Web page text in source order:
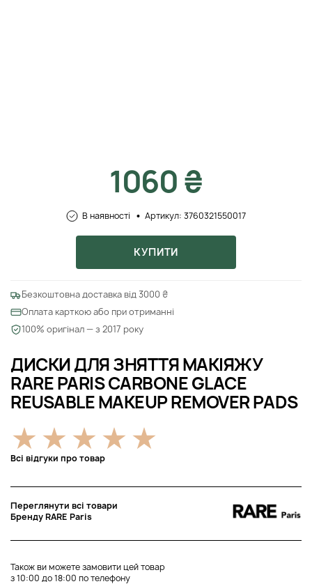
ДИСКИ ДЛЯ ЗНЯТТЯ МАКІЯЖУ
RARE PARIS CARBONE GLACE
REUSABLE MAKEUP REMOVER PADS
Всі відгуки про товар
Переглянути всі товари
Бренду RARE Paris
Також ви можете замовити цей товар
з 10:00 до 18:00 по телефону
1060 ₴
В наявності Артикул: 3760321550017
КУПИТИ
Безкоштовна доставка від 3000 ₴
Оплата карткою або при отриманні
100% оригінал — з 2017 року